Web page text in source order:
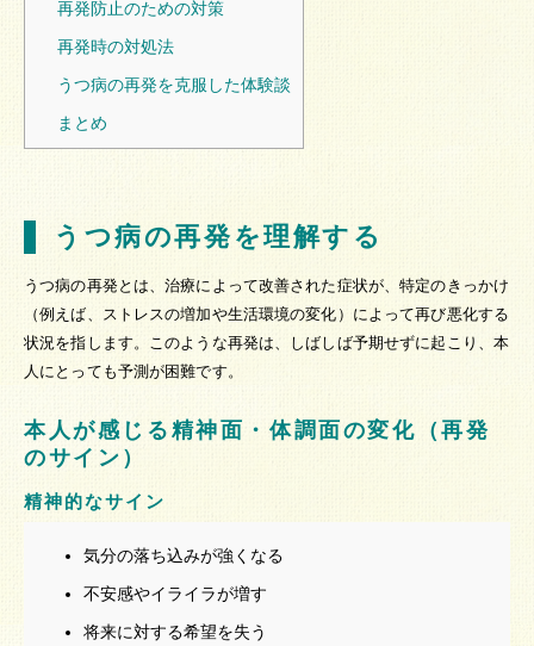
再発防止のための対策
再発時の対処法
うつ病の再発を克服した体験談
まとめ
うつ病の再発を理解する
うつ病の再発とは、治療によって改善された症状が、特定のきっかけ
（例えば、ストレスの増加や生活環境の変化）によって再び悪化する
状況を指します。このような再発は、しばしば予期せずに起こり、本
人にとっても予測が困難です。
本人が感じる精神面・体調面の変化（再発
のサイン）
精神的なサイン
気分の落ち込みが強くなる
不安感やイライラが増す
将来に対する希望を失う